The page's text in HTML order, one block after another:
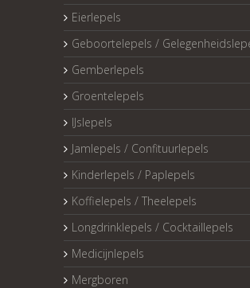
Eierlepels
Geboortelepels /
Gemberlepels
Groentelepels
IJslepels
Jamlepels / Confituurlepels
Kinderlepels / Paplepels
Koffielepels / Theelepels
Longdrinklepels / Cocktaillepels
Medicijnlepels
Mergboren